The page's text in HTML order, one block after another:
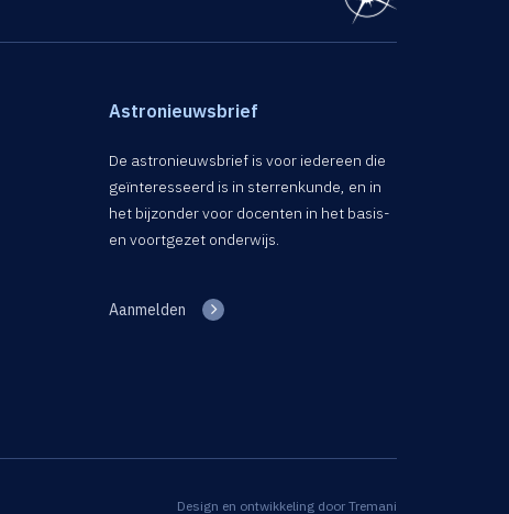
Astronieuwsbrief
De astronieuwsbrief is voor iedereen die
geïnteresseerd is in sterrenkunde, en in
het bijzonder voor docenten in het basis-
en voortgezet onderwijs.
Aanmelden
Design en ontwikkeling door Tremani